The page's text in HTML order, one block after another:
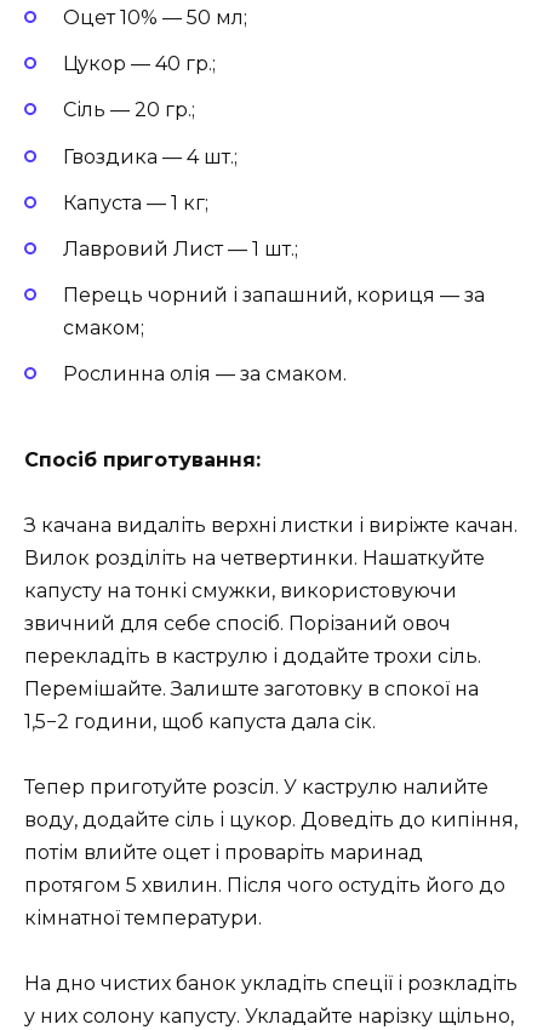
Оцет 10% — 50 мл;
Цукор — 40 гр.;
Сіль — 20 гр.;
Гвоздика — 4 шт.;
Капуста — 1 кг;
Лавровий Лист — 1 шт.;
Перець чорний і запашний, кориця — за
смаком;
Рослинна олія — за смаком.
Спосіб приготування:
З качана видаліть верхні листки і виріжте качан.
Вилок розділіть на четвертинки. Нашаткуйте
капусту на тонкі смужки, використовуючи
звичний для себе спосіб. Порізаний овоч
перекладіть в каструлю і додайте трохи сіль.
Перемішайте. Залиште заготовку в спокої на
1,5−2 години, щоб капуста дала сік.
Тепер приготуйте розсіл. У каструлю налийте
воду, додайте сіль і цукор. Доведіть до кипіння,
потім влийте оцет і проваріть маринад
протягом 5 хвилин. Після чого остудіть його до
кімнатної температури.
На дно чистих банок укладіть спеції і розкладіть
у них солону капусту. Укладайте нарізку щільно,